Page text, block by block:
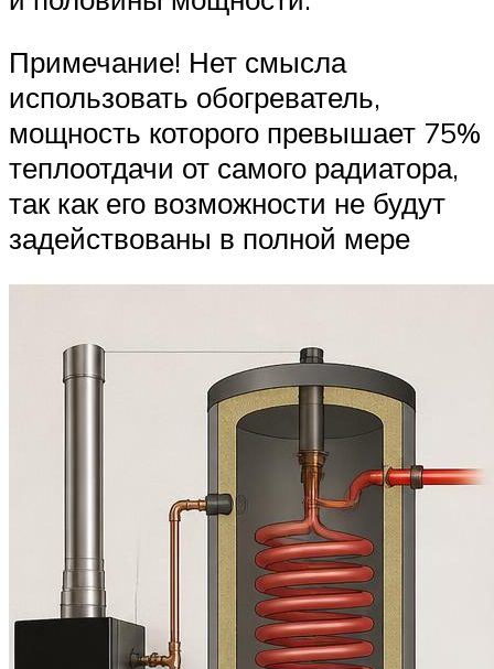
Примечание! Нет смысла
использовать обогреватель,
мощность которого превышает 75%
теплоотдачи от самого радиатора,
так как его возможности не будут
задействованы в полной мере